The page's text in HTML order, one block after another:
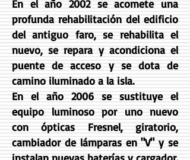
En el año 2002 se acomete una
profunda rehabilitación del edificio
del antiguo faro, se rehabilita el
nuevo, se repara y acondiciona el
puente de acceso y se dota de
camino iluminado a la isla.
En el año 2006 se sustituye el
equipo luminoso por uno nuevo
con ópticas Fresnel, giratorio,
cambiador de lámparas en "V" y se